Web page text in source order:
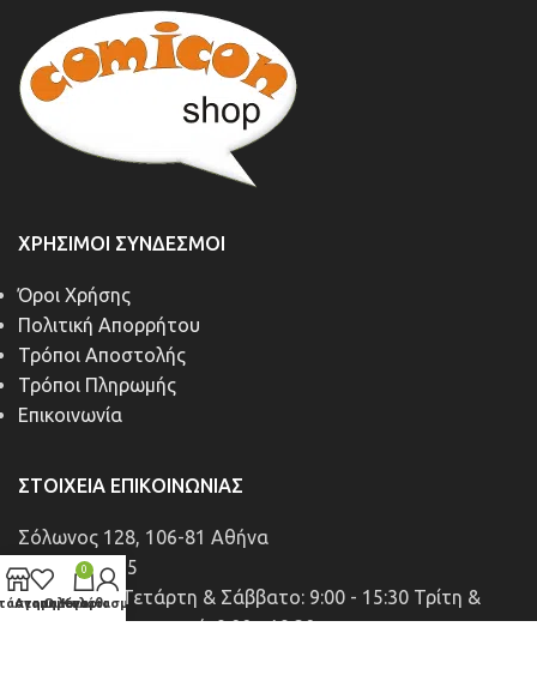
ΧΡΉΣΙΜΟΙ ΣΎΝΔΕΣΜΟΙ
Όροι Χρήσης
Πολιτική Απορρήτου
Τρόποι Αποστολής
Τρόποι Πληρωμής
Επικοινωνία
ΣΤΟΙΧΕΊΑ ΕΠΙΚΟΙΝΩΝΊΑΣ
Σόλωνος 128, 106-81 Αθήνα
213-0080255
Δευτέρα & Τετάρτη & Σάββατο: 9:00 - 15:30 Τρίτη &
Πέμπτη & Παρασκευή: 9:00 - 19:30
Αγαπημένα
0
Καλάθι
Ο λογαριασμός μου